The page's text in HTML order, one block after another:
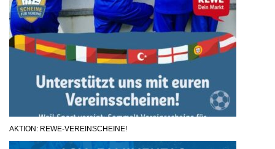
AKTION: REWE-VEREINSCHEINE!